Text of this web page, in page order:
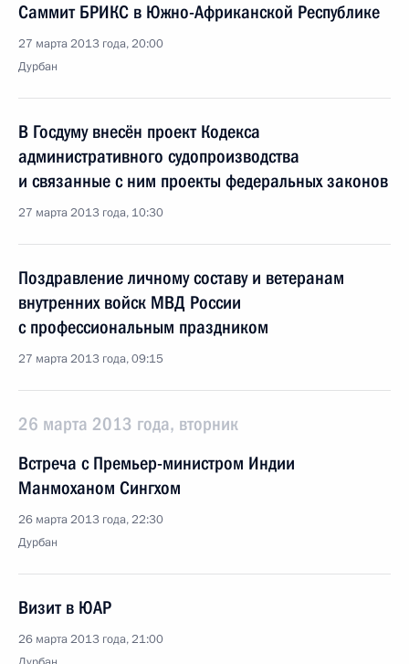
Саммит БРИКС в Южно-Африканской Республике
27 марта 2013 года, 20:00
Дурбан
В Госдуму внесён проект Кодекса
административного судопроизводства
и связанные с ним проекты федеральных законов
27 марта 2013 года, 10:30
Поздравление личному составу и ветеранам
внутренних войск МВД России
с профессиональным праздником
27 марта 2013 года, 09:15
26 марта 2013 года, вторник
Встреча с Премьер-министром Индии
Манмоханом Сингхом
26 марта 2013 года, 22:30
Дурбан
Визит в ЮАР
26 марта 2013 года, 21:00